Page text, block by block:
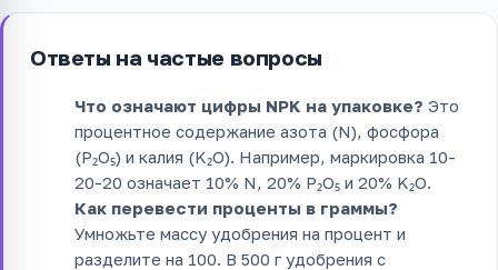
Ответы на частые вопросы
Что означают цифры NPK на упаковке? Это
процентное содержание азота (N), фосфора
(P₂O₅) и калия (K₂O). Например, маркировка 10-
20-20 означает 10% N, 20% P₂O₅ и 20% K₂O.
Как перевести проценты в граммы?
Умножьте массу удобрения на процент и
разделите на 100. В 500 г удобрения с